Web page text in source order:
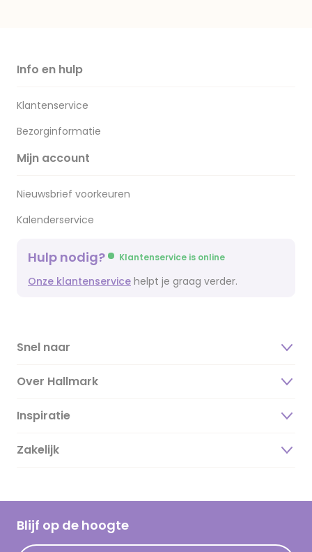
Info en hulp
Klantenservice
Bezorginformatie
Mijn account
Nieuwsbrief voorkeuren
Kalenderservice
Hulp nodig? Klantenservice is online
Onze klantenservice helpt je graag verder.
Snel naar
Over Hallmark
Over ons
Duurzaamheid
Hallmark Kaartclub
Acties
Inspiratie
Magazine
Cadeau inspiratie
Kaartinspiratie
Zakelijk
Blijf op de hoogte